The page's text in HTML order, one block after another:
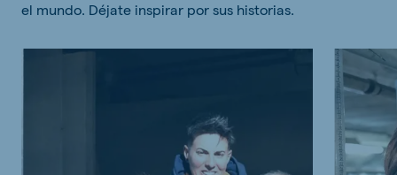
el mundo. Déjate inspirar por sus historias.